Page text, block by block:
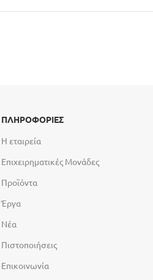
ΠΛΗΡΟΦΟΡΙΕΣ
Η εταιρεία
Επιχειρηματικές Μονάδες
Προϊόντα
Έργα
Νέα
Πιστοποιήσεις
Επικοινωνία